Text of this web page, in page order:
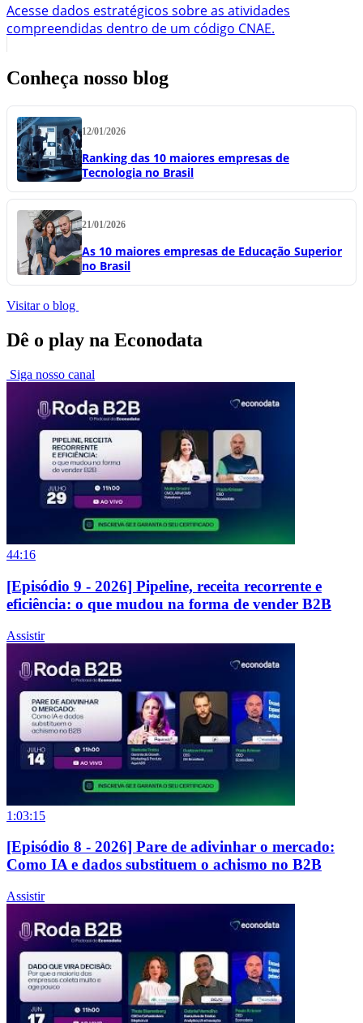
Acesse dados estratégicos sobre as atividades
compreendidas dentro de um código CNAE.
Conheça nosso blog
12/01/2026
Ranking das 10 maiores empresas de
Tecnologia no Brasil
21/01/2026
As 10 maiores empresas de Educação Superior
no Brasil
Visitar o blog
Dê o play na Econodata
Siga nosso canal
44:16
[Episódio 9 - 2026] Pipeline, receita recorrente e
eficiência: o que mudou na forma de vender B2B
Assistir
1:03:15
[Episódio 8 - 2026] Pare de adivinhar o mercado:
Como IA e dados substituem o achismo no B2B
Assistir